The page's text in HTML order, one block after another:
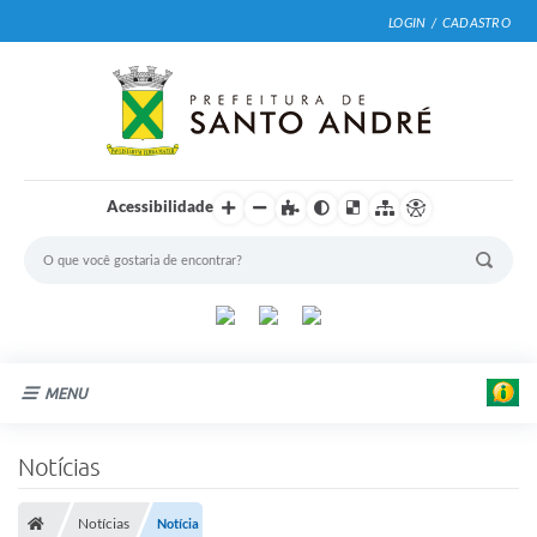
LOGIN / CADASTRO
Acessibilidade
MENU
Notícias
Notícias Notícia